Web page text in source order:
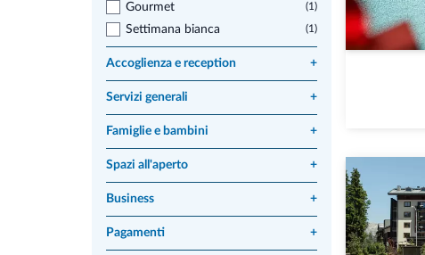
Gourmet (1)
Settimana bianca (1)
Accoglienza e reception +
Servizi generali +
Famiglie e bambini +
Spazi all'aperto +
Business +
Pagamenti +